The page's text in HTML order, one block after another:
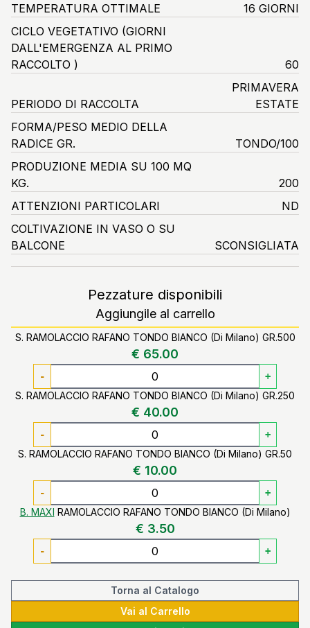
TEMPERATURA OTTIMALE
16 GIORNI
CICLO VEGETATIVO (GIORNI
DALL'EMERGENZA AL PRIMO
RACCOLTO )
60
PERIODO DI RACCOLTA
PRIMAVERA
ESTATE
FORMA/PESO MEDIO DELLA
RADICE GR.
TONDO/100
PRODUZIONE MEDIA SU 100 MQ
KG.
200
ATTENZIONI PARTICOLARI
ND
COLTIVAZIONE IN VASO O SU
BALCONE
SCONSIGLIATA
Pezzature disponibili
Aggiungile al carrello
S. RAMOLACCIO RAFANO TONDO BIANCO (Di Milano) GR.500
€ 65.00
- +
S. RAMOLACCIO RAFANO TONDO BIANCO (Di Milano) GR.250
€ 40.00
- +
S. RAMOLACCIO RAFANO TONDO BIANCO (Di Milano) GR.50
€ 10.00
- +
B. MAXI RAMOLACCIO RAFANO TONDO BIANCO (Di Milano)
€ 3.50
- +
Torna al Catalogo
Vai al Carrello